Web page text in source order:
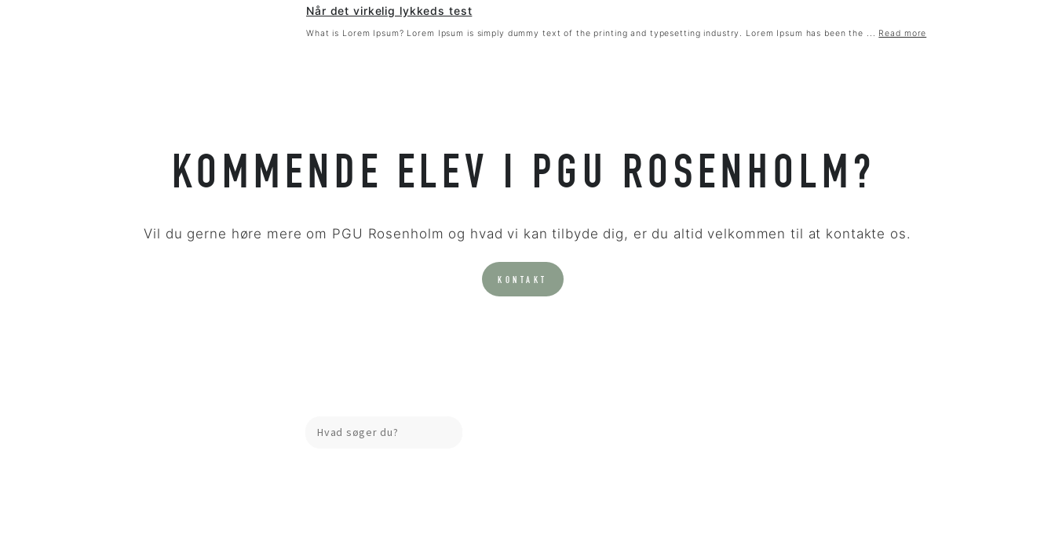
Når det virkelig lykkeds test
What is Lorem Ipsum? Lorem Ipsum is simply dummy text of the printing and typesetting industry. Lorem Ipsum has been the ... Read more
KOMMENDE ELEV I PGU ROSENHOLM?
Vil du gerne høre mere om PGU Rosenholm og hvad vi kan tilbyde dig, er du altid velkommen til at kontakte os.
KONTAKT